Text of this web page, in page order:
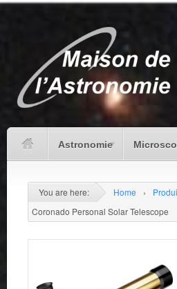
Astronomie
You are here: Home ›
Coronado Personal Solar Telescope